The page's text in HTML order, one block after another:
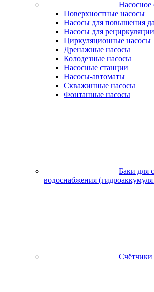
Насосное
Поверхностные насосы
Насосы для повышения
Насосы для рециркуляции
Циркуляционные насосы
Дренажные насосы
Колодезные насосы
Насосные станции
Насосы-автоматы
Скважинные насосы
Фонтанные насосы
Баки для
водоснабжения
Счётчики